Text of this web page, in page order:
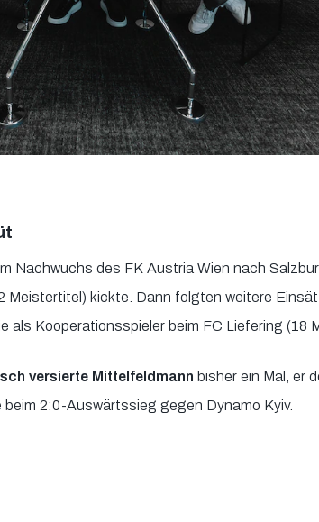
Nachwuchs des FK Austria Wien nach
Meistertitel) kickte. Dann folgten weitere
als Kooperationsspieler beim FC Liefering (18
versierte Mittelfeldmann bisher ein Mal, er
2:0-Auswärtssieg gegen Dynamo Kyiv.